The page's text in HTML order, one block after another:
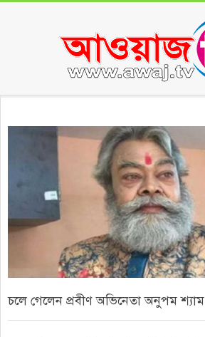
চলে গেলেন প্রবীণ অভিনেতা অনুপম শ্যাম